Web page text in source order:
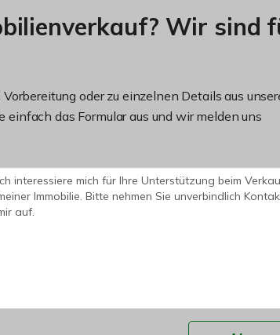
Wir sind
oder zu einzelnen Details aus
das Formular aus und wir melden uns